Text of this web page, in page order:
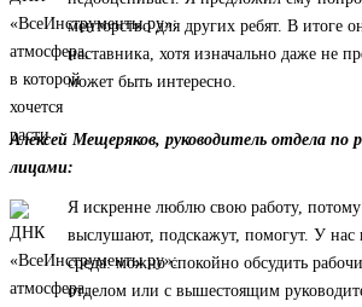
менторство для других ребят. В итоге
наставника, хотя изначально даже не
может быть интересно.
Алексей Мещеряков, руководитель отдела по
лицами:
Я искренне люблю свою работу, потому
выслушают, подскажут, помогут. У нас
среда: можно спокойно обсудить
отделом или с вышестоящим